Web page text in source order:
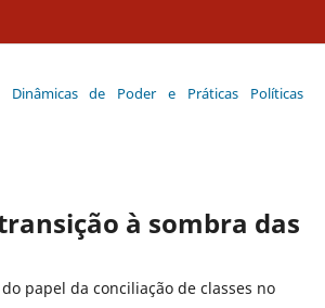
de Poder e Práticas Políticas
à sombra das
papel da conciliação de classes no